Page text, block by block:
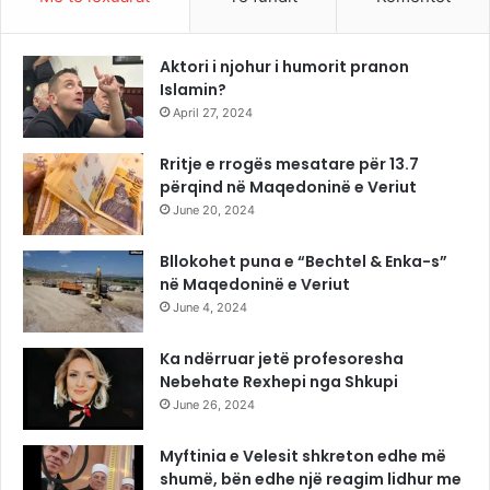
Aktori i njohur i humorit pranon
Islamin?
April 27, 2024
Rritje e rrogës mesatare për 13.7
përqind në Maqedoninë e Veriut
June 20, 2024
Bllokohet puna e “Bechtel & Enka-s”
në Maqedoninë e Veriut
June 4, 2024
Ka ndërruar jetë profesoresha
Nebehate Rexhepi nga Shkupi
June 26, 2024
Myftinia e Velesit shkreton edhe më
shumë, bën edhe një reagim lidhur me